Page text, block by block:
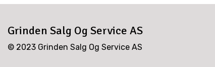
Grinden Salg Og Service AS
© 2023 Grinden Salg Og Service AS